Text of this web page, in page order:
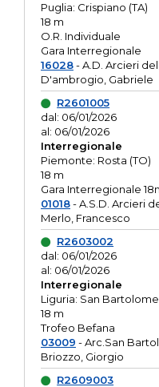
Puglia: Crispiano (TA)
18 m
O.R. Individuale
Gara Interregionale
16028- A.D. Arcieri
D'ambrogio, Gabriele
R2601005
dal: 06/01/2026
al: 06/01/2026
Interregionale
Piemonte: Rosta (TO)
18 m
Gara Interregionale
01018- A.S.D. Arcieri
Merlo, Francesco
R2603002
dal: 06/01/2026
al: 06/01/2026
Interregionale
Liguria: San
18 m
Trofeo Befana
03009 - Arc.San
Briozzo, Giorgio
R2609003